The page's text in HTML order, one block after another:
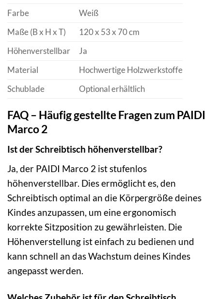
Farbe
Weiß
Maße (B x H x T)
120 x 53 x 70 cm
Höhenverstellbar
Ja
Material
Hochwertige Holzwerkstoffe
Schublade
Optional erhältlich
FAQ – Häufig gestellte Fragen zum PAIDI
Marco 2
Ist der Schreibtisch höhenverstellbar?
Ja, der PAIDI Marco 2 ist stufenlos
höhenverstellbar. Dies ermöglicht es, den
Schreibtisch optimal an die Körpergröße deines
Kindes anzupassen, um eine ergonomisch
korrekte Sitzposition zu gewährleisten. Die
Höhenverstellung ist einfach zu bedienen und
kann schnell an das Wachstum deines Kindes
angepasst werden.